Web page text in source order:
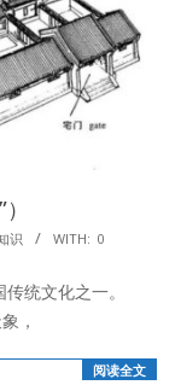
识 WITH: 0
统文化之一。
，
阅读全文